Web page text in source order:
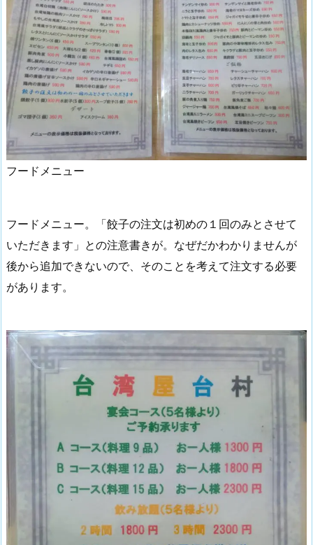
フードメニュー
フードメニュー。「餃子の注文は初めの１回のみとさせて
いただきます」との注意書きが。なぜだかわかりませんが
後から追加できないので、そのことを考えて注文する必要
があります。